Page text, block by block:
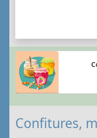
Confitures,